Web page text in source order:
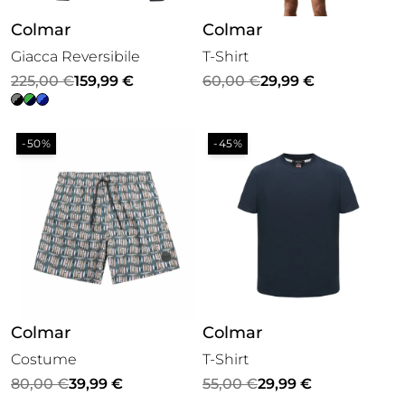
Colmar
Giacca Reversibile
225,00€
Il
prezzo
originale
era:
225,00 €.
159,99 €
Il
prezzo
attuale
è:
159,99 €.
Colmar
T-Shirt
60,00€
Il
originale
era:
60,00 €.
29,99 €
Il
attuale
è:
29,99 €.
-50%
Colmar
Costume
80,00€
Il
39,99 €
Il
-45%
Colmar
T-Shirt
55,00€
Il
29,99 €
Il